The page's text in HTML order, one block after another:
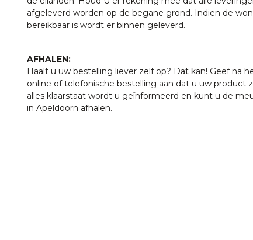
afgeleverd worden op de begane grond. Indien de
bereikbaar is wordt er binnen geleverd.
AFHALEN:
Haalt u uw bestelling liever zelf op? Dat kan! Geef na
online of telefonische bestelling aan dat u uw product
alles klaarstaat wordt u geïnformeerd en kunt u de
in Apeldoorn afhalen.